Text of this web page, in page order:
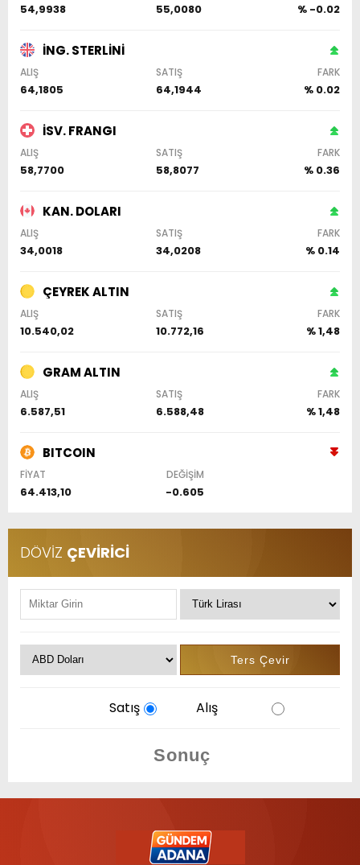
54,9938 55,0080 % -0.02
İNG. STERLİNİ
ALIŞ SATIŞ FARK
64,1805 64,1944 % 0.02
İSV. FRANGI
ALIŞ SATIŞ FARK
58,7700 58,8077 % 0.36
KAN. DOLARI
ALIŞ SATIŞ FARK
34,0018 34,0208 % 0.14
ÇEYREK ALTIN
ALIŞ SATIŞ FARK
10.540,02 10.772,16 % 1,48
GRAM ALTIN
ALIŞ SATIŞ FARK
6.587,51 6.588,48 % 1,48
BITCOIN
FİYAT DEĞİŞİM
64.413,10 -0.605
DÖVİZ ÇEVİRİCİ
Satış Alış